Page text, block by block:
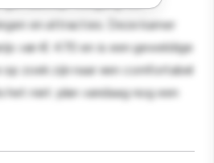
en attracties. Deze kamer
van € 470 en is een geweldige
zoek zijn naar een comfortabel
het niet: plan vandaag nog een